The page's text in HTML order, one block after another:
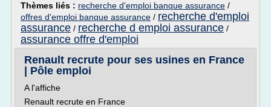
Thèmes liés : recherche d'emploi banque assurance /
offres d'emploi banque assurance / recherche d'emploi
assurance / recherche d emploi assurance /
assurance offre d'emploi
Renault recrute pour ses usines en France
| Pôle emploi
A l'affiche
Renault recrute en France